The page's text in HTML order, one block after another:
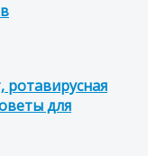
ротавирусная
для